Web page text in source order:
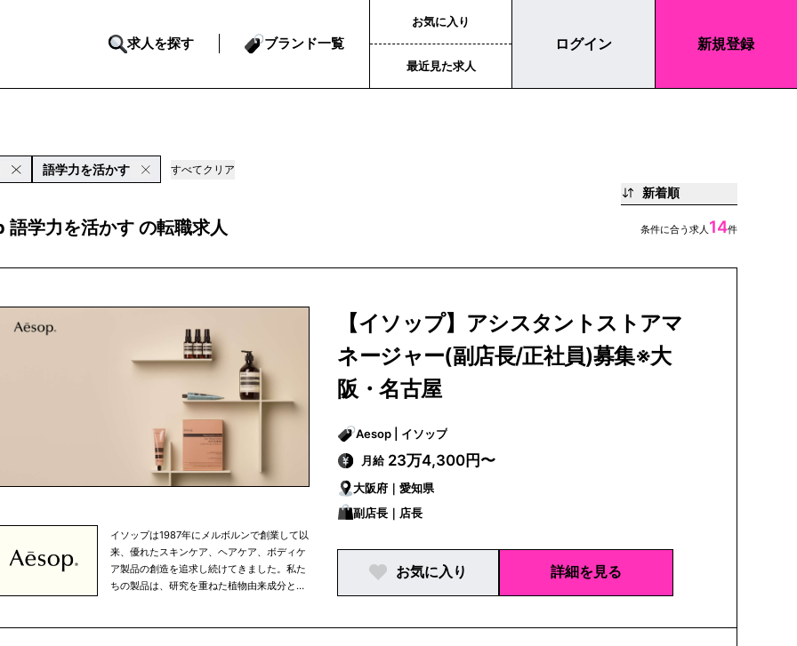
求人を探す ブランド一覧
お気に入り
最近見た求人
ログイン 新規登録
語学力を活かす すべてクリア
新着順
語学力を活かす の転職求人 条件に合う求人 14件
イソップは1987年にメルボルンで創業して以
来、優れたスキンケア、ヘアケア、ボディケ
ア製品の創造を追求し続けてきました。私た
ちの製品は、研究を重ねた植物由来成分と非
【イソップ】アシスタントストアマ
ネージャー(副店長/正社員)募集※大
阪・名古屋
Aesop | イソップ
月給 23万4,300円〜
大阪府｜愛知県
副店長｜店長
お気に入り 詳細を見る